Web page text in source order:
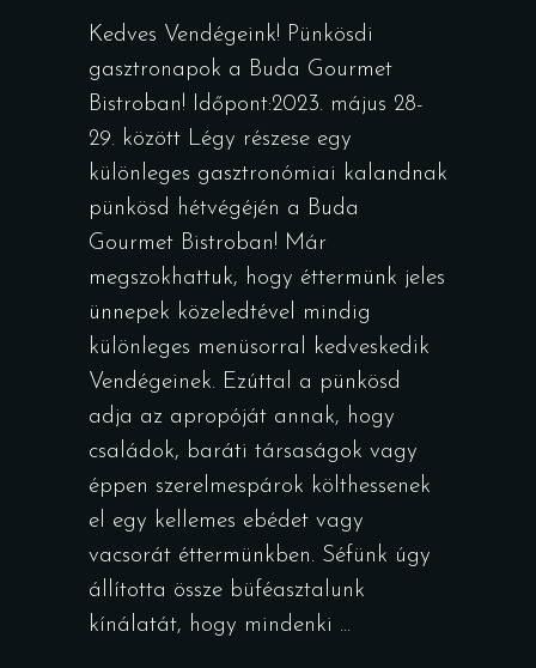
Kedves Vendégeink! Pünkösdi
gasztronapok a Buda Gourmet
Bistroban! Időpont:2023. május 28-
29. között Légy részese egy
különleges gasztronómiai kalandnak
pünkösd hétvégéjén a Buda
Gourmet Bistroban! Már
megszokhattuk, hogy éttermünk jeles
ünnepek közeledtével mindig
különleges menüsorral kedveskedik
Vendégeinek. Ezúttal a pünkösd
adja az apropóját annak, hogy
családok, baráti társaságok vagy
éppen szerelmespárok költhessenek
el egy kellemes ebédet vagy
vacsorát éttermünkben. Séfünk úgy
állította össze büféasztalunk
kínálatát, hogy mindenki